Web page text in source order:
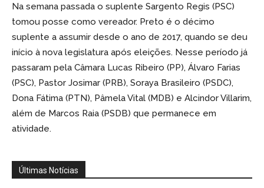
Na semana passada o suplente Sargento Regis (PSC)
tomou posse como vereador. Preto é o décimo
suplente a assumir desde o ano de 2017, quando se deu
início à nova legislatura após eleições. Nesse período já
passaram pela Câmara Lucas Ribeiro (PP), Álvaro Farias
(PSC), Pastor Josimar (PRB), Soraya Brasileiro (PSDC),
Dona Fátima (PTN), Pâmela Vital (MDB) e Alcindor Villarim,
além de Marcos Raia (PSDB) que permanece em
atividade.
Últimas Notícias